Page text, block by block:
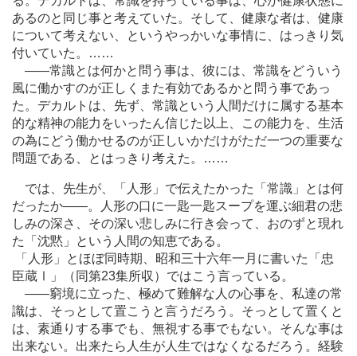
あるのと同じ事と考えていた。そして、健康な者は、健康
について考えない、というやっかいな事情に、はっきり気
付いていた。
… …
――常識とは何かと問う事は、彼には、常識をどういう
風に働かすのが正しくまた有効であるかと問う事であっ
た。デカルトは、先ず、常識という人間だけに属する基本
的な精神の能力をいったん信じた以上、この能力を、生活
の為にどう働かせるのが正しいかだけがただ一つの重要な
問題である、とはっきり考えた。
… …
では、先生が、「人形」で伝えたかった「常識」とは何
だったか――。人形の口に一匙一匙スープを運ぶ細君の悲
しみの深さ、その深い悲しみに行き会って、おのずと現れ
た「沈黙」という人間の知恵である。
「人形」とほぼ同時期、昭和三十六年一月に書いた「忠
臣蔵Ⅰ」（同第23集所収）ではこう言っている。
――窮境に立った、極めて難解な人の心事を、私達の常
識は、そっとして置こうと言うだろう。そっとして置くと
は、素通りする事でも、無視する事でもない。そんな事は
出来ない。出来たら人生が人生ではなくなるだろう。経験